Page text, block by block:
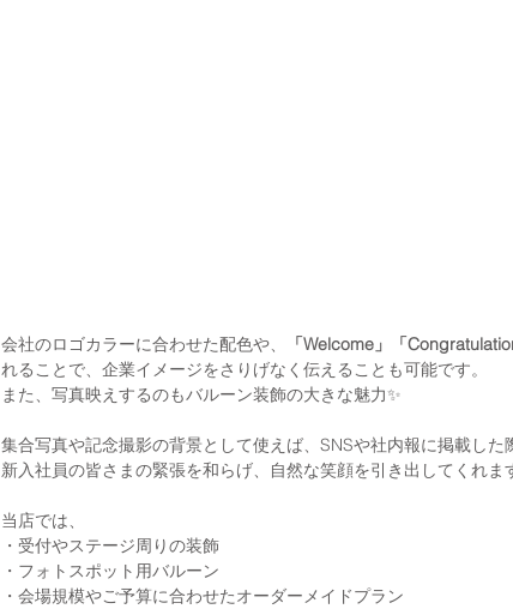
会社のロゴカラーに合わせた配色や、 「Welcome」「
れることで、企業イメージをさりげなく伝えることも可能です。
また、写真映えするのもバルーン装飾の大きな魅力✨
集合写真や記念撮影の背景として使えば、SNSや社内報に掲載した
新入社員の皆さまの緊張を和らげ、自然な笑顔を引き出してくれま
当店では、
・受付やステージ周りの装飾
・フォトスポット用バルーン
・会場規模やご予算に合わせたオーダーメイドプラン